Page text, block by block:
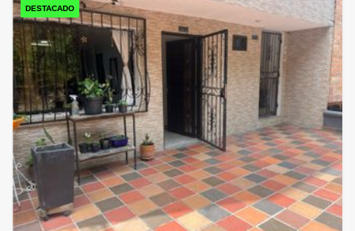
DESTACADO